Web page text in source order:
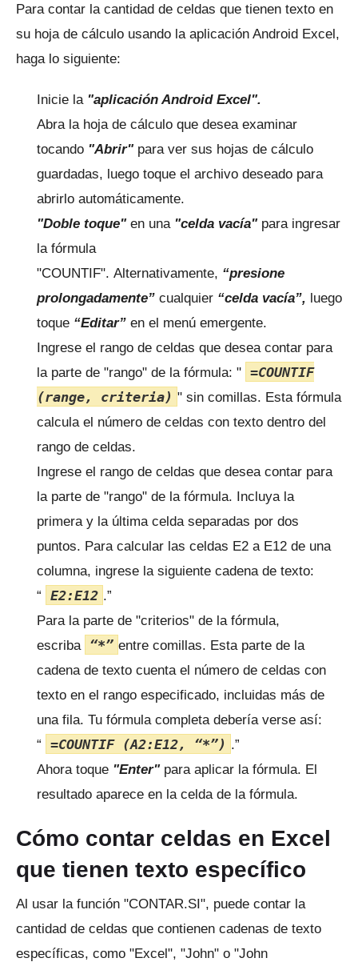
Para contar la cantidad de celdas que tienen texto en
su hoja de cálculo usando la aplicación Android Excel,
haga lo siguiente:
Inicie la "aplicación Android Excel".
Abra la hoja de cálculo que desea examinar
tocando "Abrir" para ver sus hojas de cálculo
guardadas, luego toque el archivo deseado para
abrirlo automáticamente.
"Doble toque" en una"celda vacía" para ingresar
la fórmula
"COUNTIF". Alternativamente, “presione
prolongadamente” cualquier “celda vacía”, luego
toque “Editar” en el menú emergente.
Ingrese el rango de celdas que desea contar para
la parte de "rango" de la fórmula: " =COUNTIF
(range, criteria) " sin comillas. Esta fórmula
calcula el número de celdas con texto dentro del
rango de celdas.
Ingrese el rango de celdas que desea contar para
la parte de "rango" de la fórmula. Incluya la
primera y la última celda separadas por dos
puntos. Para calcular las celdas E2 a E12 de una
columna, ingrese la siguiente cadena de texto:
“
E2:E12 .”
Para la parte de "criterios" de la fórmula,
escriba “*” entre comillas. Esta parte de la
cadena de texto cuenta el número de celdas con
texto en el rango especificado, incluidas más de
una fila. Tu fórmula completa debería verse así:
“
=COUNTIF (A2:E12, “*”) .”
Ahora toque "Enter" para aplicar la fórmula. El
resultado aparece en la celda de la fórmula.
Cómo contar celdas en Excel
que tienen texto específico
Al usar la función "CONTAR.SI", puede contar la
cantidad de celdas que contienen cadenas de texto
específicas, como "Excel", "John" o "John